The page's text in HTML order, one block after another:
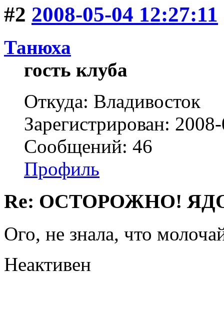
#2 2008-05-04 12:27:11
Танюха
гость клуба
Откуда: Владивосток
Зарегистрирован:
Сообщений: 46
Профиль
Re: ОСТОРОЖНО!
Ого, не знала, что
Неактивен